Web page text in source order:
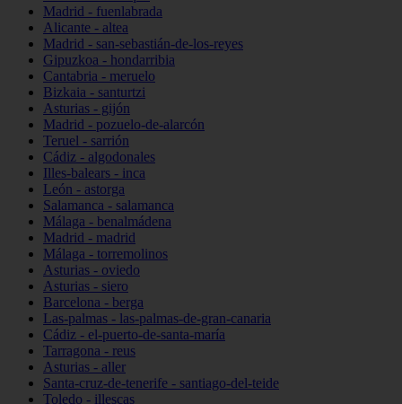
Madrid - fuenlabrada
Alicante - altea
Madrid - san-sebastián-de-los-reyes
Gipuzkoa - hondarribia
Cantabria - meruelo
Bizkaia - santurtzi
Asturias - gijón
Madrid - pozuelo-de-alarcón
Teruel - sarrión
Cádiz - algodonales
Illes-balears - inca
León - astorga
Salamanca - salamanca
Málaga - benalmádena
Madrid - madrid
Málaga - torremolinos
Asturias - oviedo
Asturias - siero
Barcelona - berga
Las-palmas - las-palmas-de-gran-canaria
Cádiz - el-puerto-de-santa-maría
Tarragona - reus
Asturias - aller
Santa-cruz-de-tenerife - santiago-del-teide
Toledo - illescas